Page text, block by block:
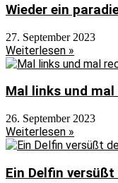
Wieder ein
27. September 2023
Weiterlesen »
Mal links und
26. September 2023
Weiterlesen »
Ein Delfin